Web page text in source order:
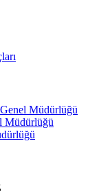
Müdürlüğü
Müdürlüğü